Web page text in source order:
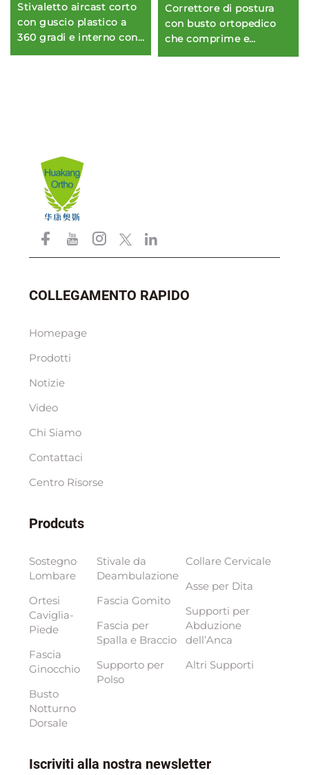
Stivaletto aircast corto
con guscio plastico a
360 gradi e interno con
doppia camera d'aria
Correttore di postura
con busto ortopedico
che comprime e
supporta la schiena alta
COLLEGAMENTO RAPIDO
Homepage
Prodotti
Notizie
Video
Chi Siamo
Contattaci
Centro Risorse
Prodcuts
Sostegno
Lombare
Ortesi
Caviglia-
Piede
Fascia
Ginocchio
Busto
Notturno
Dorsale
Stivale da
Deambulazione
Fascia Gomito
Fascia per
Spalla e Braccio
Supporto per
Polso
Collare Cervicale
Asse per Dita
Supporti per
Abduzione
dell’Anca
Altri Supporti
Iscriviti alla nostra newsletter